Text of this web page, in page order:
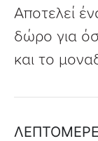
Αποτελεί
δώρο για
και το